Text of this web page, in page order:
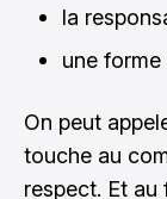
la
une
On peut
touche au
respect. Et au